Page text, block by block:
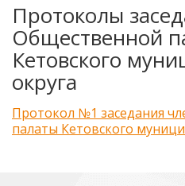
Протоколы
Общественной
Кетовского
округа
Протокол №1 заседания
палаты Кетовского